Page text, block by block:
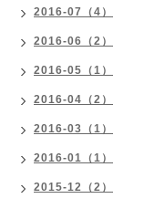
2016-07（4）
2016-06（2）
2016-05（1）
2016-04（2）
2016-03（1）
2016-01（1）
2015-12（2）